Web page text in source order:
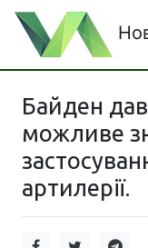
Байден
можливе
артилерії.